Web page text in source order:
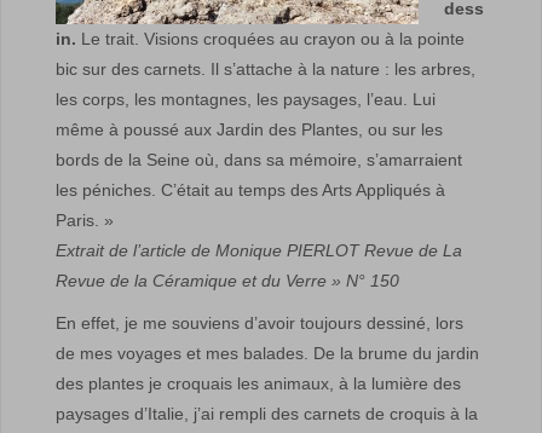
dess
in. Le trait. Visions croquées au crayon ou à la pointe
bic sur des carnets. Il s’attache à la nature : les arbres,
les corps, les montagnes, les paysages, l’eau. Lui
même à poussé aux Jardin des Plantes, ou sur les
bords de la Seine où, dans sa mémoire, s’amarraient
les péniches. C’était au temps des Arts Appliqués à
Paris. »
Extrait de l’article de Monique PIERLOT Revue de La
Revue de la Céramique et du Verre » N° 150
En effet, je me souviens d’avoir toujours dessiné, lors
de mes voyages et mes balades. De la brume du jardin
des plantes je croquais les animaux, à la lumière des
paysages d’Italie, j’ai rempli des carnets de croquis à la